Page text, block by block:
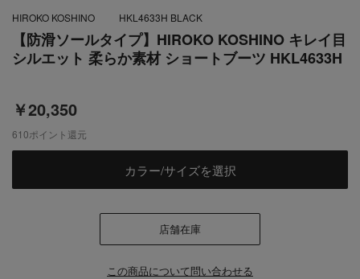
【防滑ソールタイプ】HIROKO KOSHINO キレイ目
シルエット 柔らか素材 ショートブーツ HKL4633H
￥20,350
HIROKO KOSHINO HKL4633H BLACK
610ポイント還元
カラー/サイズを選択
店舗在庫
この商品について問い合わせる